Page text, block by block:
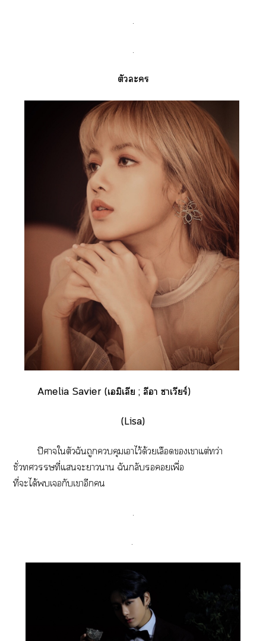
.
.
ตัวะ
Amelia Savier (เอมิเลีย ; ลีา าเวียร์)
(Lisa)
ปิศาจใตัวฉันถูกคุมเาไว้ด้วยเลือดเาแต่ทว่า
ชั่วที่แะาา ฉันกลับเพื่อ
ที่ะได้เกับเาอีก
.
.